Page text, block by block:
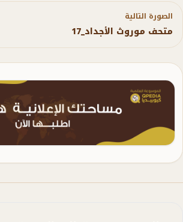
الصورة التالية
متحف موروث الأجداد_17